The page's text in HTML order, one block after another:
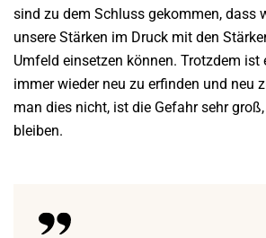
sind zu dem Schluss gekommen, dass
unsere Stärken im Druck mit den
Umfeld einsetzen können. Trotzdem ist
immer wieder neu zu erfinden und neu
man dies nicht, ist die Gefahr sehr
bleiben.